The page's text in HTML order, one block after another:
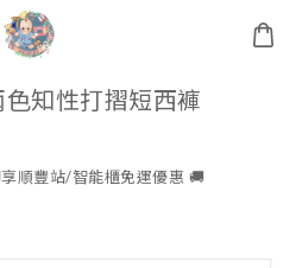
色知性打摺短西褲
順豐站/智能櫃免運優惠 🚚